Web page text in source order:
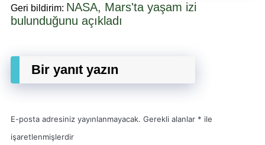
Geri bildirim: NASA, Mars'ta yaşam izi
bulunduğunu açıkladı
Bir yanıt yazın
E-posta adresiniz yayınlanmayacak. Gerekli alanlar * ile
işaretlenmişlerdir